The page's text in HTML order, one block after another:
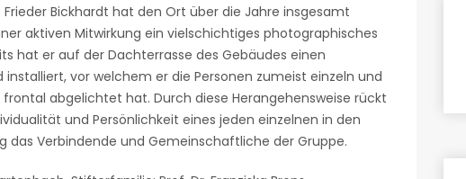
Bickhardt hat den Ort über die Jahre insgesamt
aktiven Mitwirkung ein vielschichtiges photographisches
hat er auf der Dachterrasse des Gebäudes einen
vor welchem er die Personen zumeist einzeln und
abgelichtet hat. Durch diese Herangehensweise rückt
und Persönlichkeit eines jeden einzelnen in den
Verbindende und Gemeinschaftliche der Gruppe.